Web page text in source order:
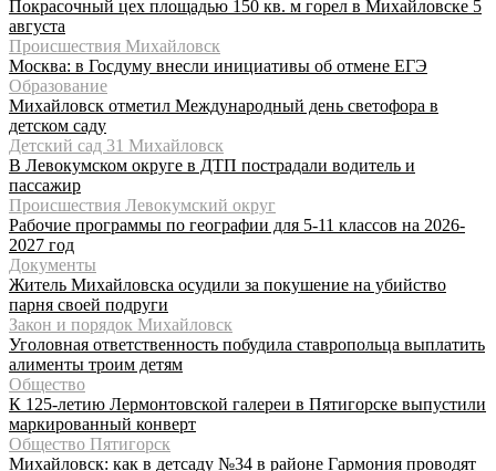
Покрасочный цех площадью 150 кв. м горел в Михайловске 5
августа
Происшествия Михайловск
Москва: в Госдуму внесли инициативы об отмене ЕГЭ
Образование
Михайловск отметил Международный день светофора в
детском саду
Детский сад 31 Михайловск
В Левокумском округе в ДТП пострадали водитель и
пассажир
Происшествия Левокумский округ
Рабочие программы по географии для 5-11 классов на 2026-
2027 год
Документы
Житель Михайловска осудили за покушение на убийство
парня своей подруги
Закон и порядок Михайловск
Уголовная ответственность побудила ставропольца выплатить
алименты троим детям
Общество
К 125-летию Лермонтовской галереи в Пятигорске выпустили
маркированный конверт
Общество Пятигорск
Михайловск: как в детсаду №34 в районе Гармония проводят